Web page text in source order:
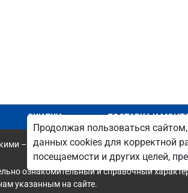
СКИДКИ ДОСТАВКА И
– является опечаткой.
ознакомительный и справочный
указанным на сайте.
Продолжая пользоваться
данных cookies для корректной
посещаемости и других целей,